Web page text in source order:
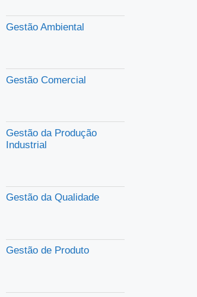
Gestão Ambiental
Gestão Comercial
Gestão da Produção
Industrial
Gestão da Qualidade
Gestão de Produto